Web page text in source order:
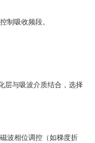
制吸收频段。
层与吸波介质结合，选择
波相位调控（如梯度折